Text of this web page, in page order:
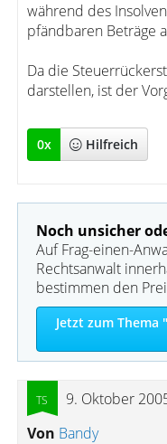
während des
pfändbaren Beträge
Da die
darstellen, ist der
0x Hilfreich
Noch unsicher
Auf Frag-einen-
Rechtsanwalt
bestimmen den
Jetzt zum
9. Oktober
Von Bandy